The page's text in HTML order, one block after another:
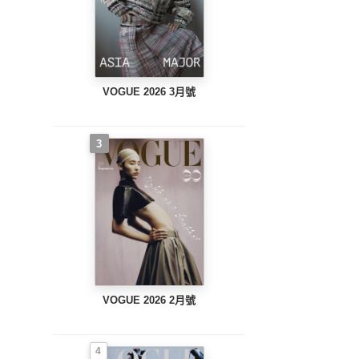
VOGUE 2026 3月號
3
VOGUE 2026 2月號
4